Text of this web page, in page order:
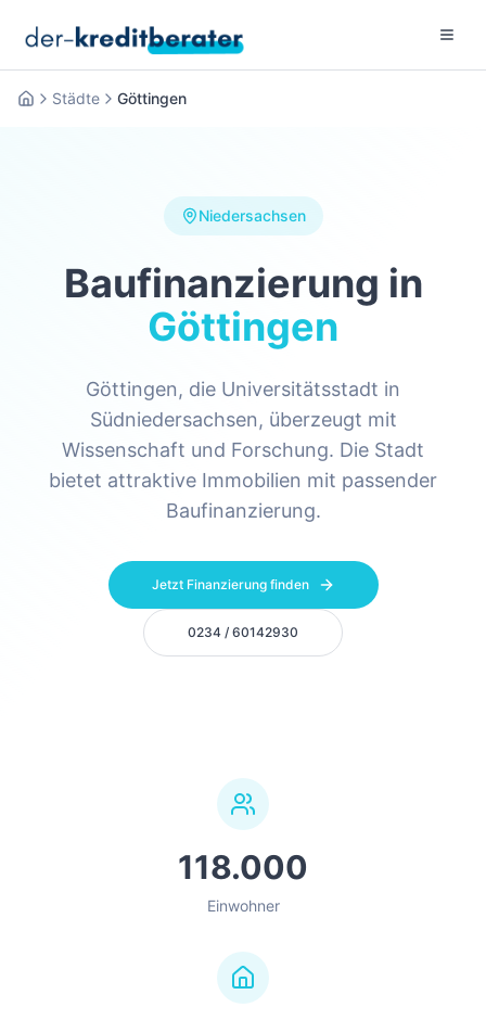
Menu
Startseite
Städte Göttingen
Niedersachsen
Baufinanzierung in
Göttingen
Göttingen, die Universitätsstadt in
Südniedersachsen, überzeugt mit
Wissenschaft und Forschung. Die Stadt
bietet attraktive Immobilien mit passender
Baufinanzierung.
Jetzt Finanzierung finden
0234 / 60142930
118.000
Einwohner